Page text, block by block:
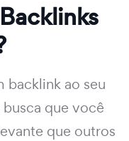
backlink ao seu
que você
que outros